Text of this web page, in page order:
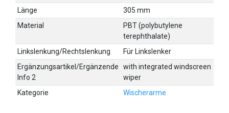
Länge
305 mm
Material
PBT (polybutylene
terephthalate)
Linkslenkung/Rechtslenkung
Für Linkslenker
Ergänzungsartikel/Ergänzende
Info 2
with integrated windscreen
wiper
Kategorie
Wischerarme